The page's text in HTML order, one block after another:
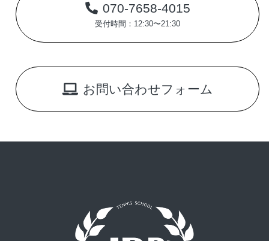
070-7658-4015
受付時間：12:30〜21:30
お問い合わせフォーム